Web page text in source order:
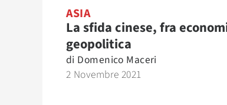
ASIA
La sfida cinese, fra
geopolitica
di Domenico Maceri
2 Novembre 2021